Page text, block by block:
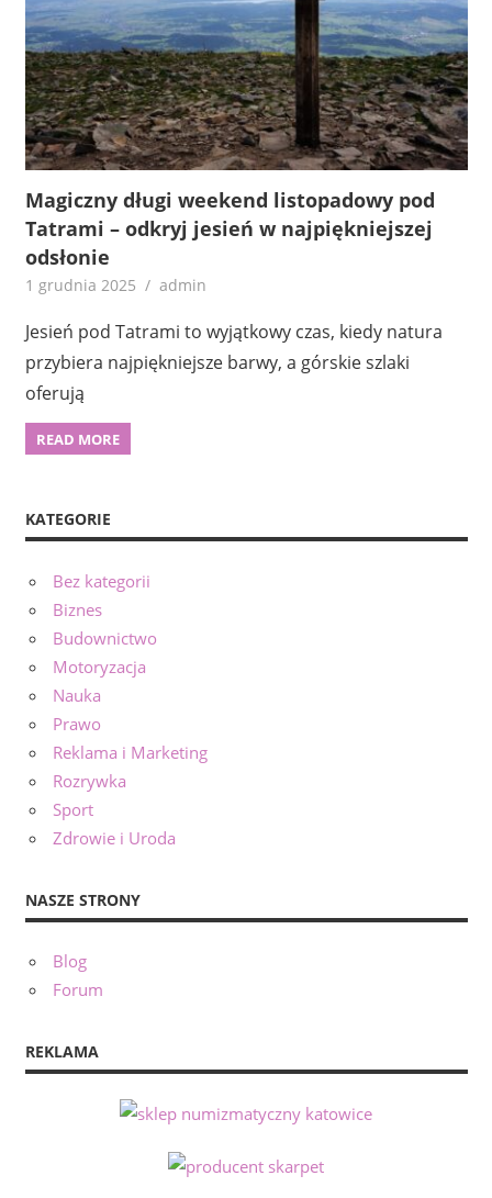
Magiczny długi weekend listopadowy pod
Tatrami – odkryj jesień w najpiękniejszej
odsłonie
1 grudnia 2025 admin
Jesień pod Tatrami to wyjątkowy czas, kiedy natura
przybiera najpiękniejsze barwy, a górskie szlaki
oferują
READ MORE
KATEGORIE
Bez kategorii
Biznes
Budownictwo
Motoryzacja
Nauka
Prawo
Reklama i Marketing
Rozrywka
Sport
Zdrowie i Uroda
NASZE STRONY
Blog
Forum
REKLAMA